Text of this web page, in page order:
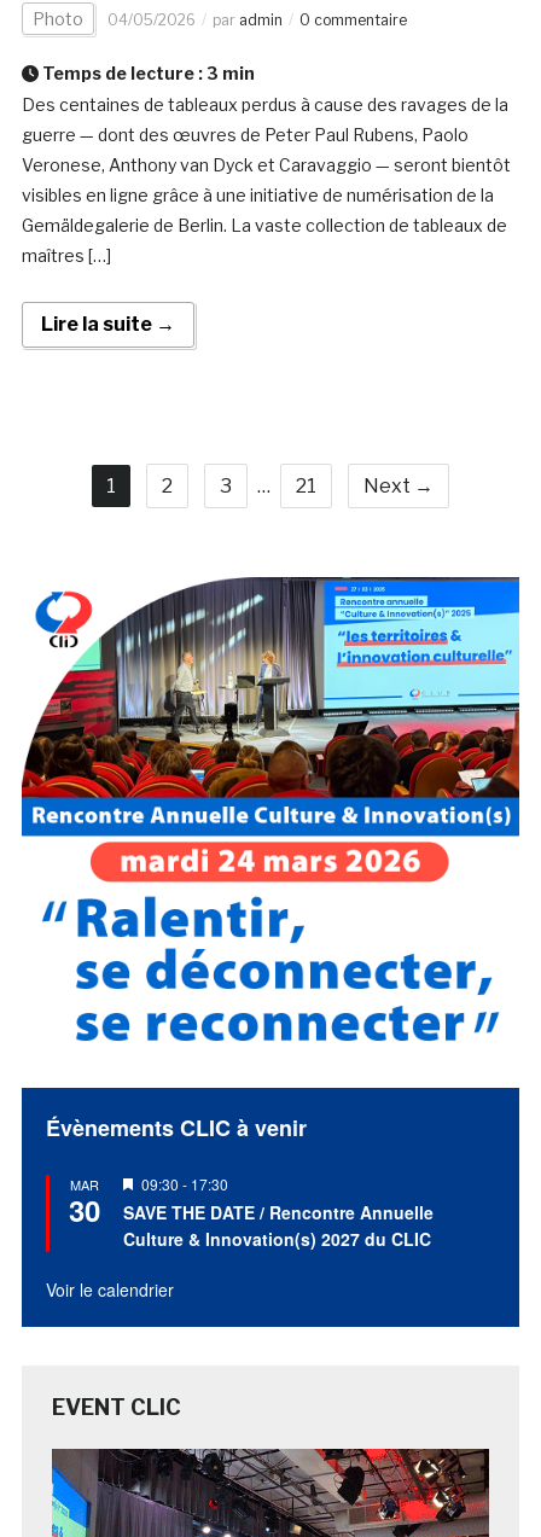
Photo 04/05/2026 par admin 0 commentaire
Temps de lecture : 3 min
Des centaines de tableaux perdus à cause des ravages de la
guerre — dont des œuvres de Peter Paul Rubens, Paolo
Veronese, Anthony van Dyck et Caravaggio — seront bientôt
visibles en ligne grâce à une initiative de numérisation de la
Gemäldegalerie de Berlin. La vaste collection de tableaux de
maîtres […]
Lire la suite →
1 2 3 … 21 Next →
Évènements CLIC à venir
MAR
30
Mis
en
avant
09:30 - 17:30
SAVE THE DATE / Rencontre Annuelle
Culture & Innovation(s) 2027 du CLIC
Voir le calendrier
EVENT CLIC